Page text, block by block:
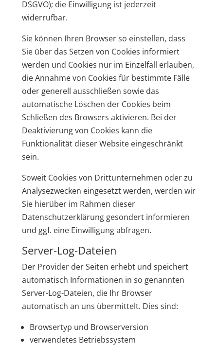
DSGVO); die Einwilligung ist jederzeit
widerrufbar.
Sie können Ihren Browser so einstellen, dass
Sie über das Setzen von Cookies informiert
werden und Cookies nur im Einzelfall erlauben,
die Annahme von Cookies für bestimmte Fälle
oder generell ausschließen sowie das
automatische Löschen der Cookies beim
Schließen des Browsers aktivieren. Bei der
Deaktivierung von Cookies kann die
Funktionalität dieser Website eingeschränkt
sein.
Soweit Cookies von Drittunternehmen oder zu
Analysezwecken eingesetzt werden, werden wir
Sie hierüber im Rahmen dieser
Datenschutzerklärung gesondert informieren
und ggf. eine Einwilligung abfragen.
Server-Log-Dateien
Der Provider der Seiten erhebt und speichert
automatisch Informationen in so genannten
Server-Log-Dateien, die Ihr Browser
automatisch an uns übermittelt. Dies sind:
Browsertyp und Browserversion
verwendetes Betriebssystem